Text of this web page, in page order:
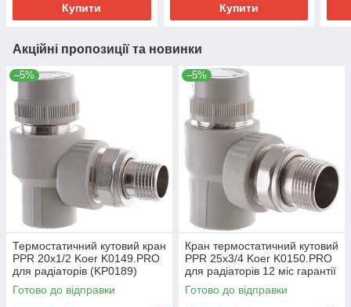
Купити Купити
Акційні пропозиції та новинки
–5%
Термостатичний кутовий кран
PPR 20x1/2 Koer K0149.PRO
для радіаторів (KP0189)
Готово до відправки
–5%
Кран термостатичний кутовий
PPR 25x3/4 Koer K0150.PRO
для радіаторів 12 міс гарантії
(KP0190)
Готово до відправки